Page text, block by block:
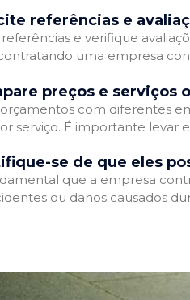
referências e
referências e verifique
uma empresa
preços e serviços
orçamentos com diferentes
serviço. É importante levar
se de que eles
que a empresa
ou danos causados